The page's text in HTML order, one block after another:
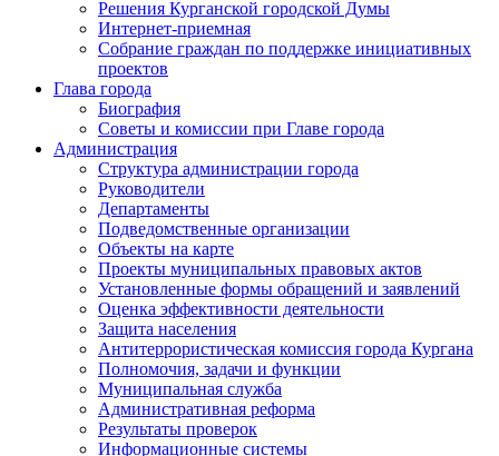
Решения Курганской городской Думы
Интернет-приемная
Собрание граждан по поддержке инициативных
проектов
Глава города
Биография
Советы и комиссии при Главе города
Администрация
Структура администрации города
Руководители
Департаменты
Подведомственные организации
Объекты на карте
Проекты муниципальных правовых актов
Установленные формы обращений и заявлений
Оценка эффективности деятельности
Защита населения
Антитеррористическая комиссия города Кургана
Полномочия, задачи и функции
Муниципальная служба
Административная реформа
Результаты проверок
Информационные системы